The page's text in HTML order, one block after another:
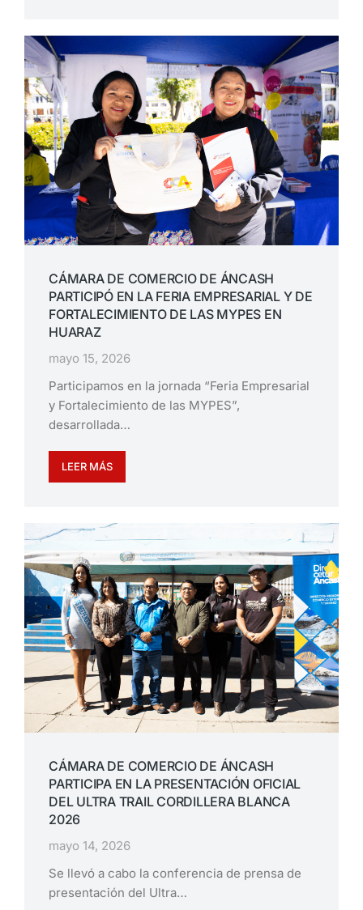
CÁMARA DE COMERCIO DE ÁNCASH
PARTICIPÓ EN LA FERIA EMPRESARIAL Y DE
FORTALECIMIENTO DE LAS MYPES EN
HUARAZ
mayo 15, 2026
Participamos en la jornada “Feria Empresarial
y Fortalecimiento de las MYPES”,
desarrollada…
LEER MÁS
CÁMARA DE COMERCIO DE ÁNCASH
PARTICIPA EN LA PRESENTACIÓN OFICIAL
DEL ULTRA TRAIL CORDILLERA BLANCA
2026
mayo 14, 2026
Se llevó a cabo la conferencia de prensa de
presentación del Ultra…